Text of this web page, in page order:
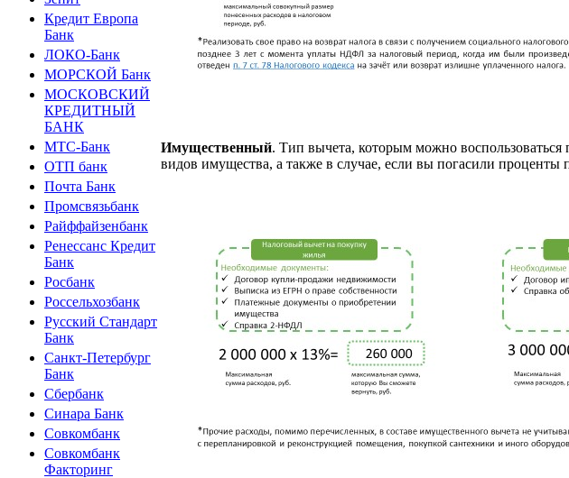
Кредит Европа
Банк
ЛОКО-Банк
МОРСКОЙ Банк
МОСКОВСКИЙ
КРЕДИТНЫЙ
БАНК
МТС-Банк
ОТП банк
Почта Банк
Промсвязьбанк
Райффайзенбанк
Ренессанс Кредит
Банк
Росбанк
Россельхозбанк
Русский Стандарт
Банк
Санкт-Петербург
Банк
Сбербанк
Синара Банк
Совкомбанк
Совкомбанк
Факторинг
Имущественный. Тип вычета, которым можно
видов имущества, а также в случае, если вы погасили проценты